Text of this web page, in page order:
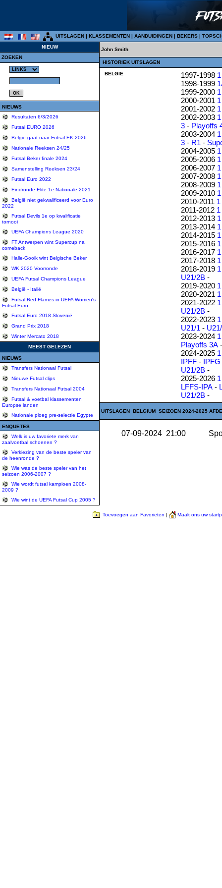
UITSLAGEN | KLASSEMENTEN | AANDUIDINGEN | BEKERS |
NIEUW
ZOEKEN
NIEUWS
Resultaten 6/3/2026
Futsal EURO 2026
België gaat naar Futsal EK 2026
Nationale Reeksen 24/25
Futsal Beker finale 2024
Samenstelling Reeksen 23/24
Futsal Euro 2022
Eindronde Elite 1e Nationale 2021
België niet gekwalificeerd voor Euro
2022
Futsal Devils 1e op kwalificatie
tornooi
UEFA Champions League 2020
FT Antwerpen wint Supercup na
comeback
Halle-Gooik wint Belgische Beker
WK 2020 Voorronde
UEFA Futsal Champions League
België - Italië
Futsal Red Flames in UEFA Women's
Futsal Euro
Futsal Euro 2018 Slovenië
Grand Prix 2018
Winter Mercato 2018
MEEST GELEZEN
NIEUWS
Transfers Nationaal Futsal
Nieuwe Futsal clips
Transfers Nationaal Futsal 2004
Futsal & voetbal klassementen
Europse landen
Nationale ploeg pre-selectie Egypte
ENQUETES
Welk is uw favoriete merk van
zaalvoetbal schoenen ?
Verkiezing van de beste speler van
de heenronde ?
Wie was de beste speler van het
seizoen 2006-2007 ?
Wie wordt futsal kampioen 2008-
2009 ?
Wie wint de UEFA Futsal Cup 2005 ?
John Smith
HISTORIEK UITSLAGEN
BELGIE 1997-1998 1
1998-1999
1999-2000 1
2000-2001 1
2001-2002 1
2002-2003 1
3 - Playoffs
2003-2004 1
3 - R1 -
2004-2005 1
2005-2006 1
2006-2007 1
2007-2008 1
2008-2009 1
2009-2010 1
2010-2011 1
2011-2012 1
2012-2013 1
2013-2014 1
2014-2015 1
2015-2016 1
2016-2017 1
2017-2018 1
2018-2019 1
U21/2B -
2019-2020 1
2020-2021 1
2021-2022 1
U21/2B -
2022-2023 1
U21/1 -
2023-2024 1
Playoffs 3A
2024-2025 1
IPFF - IPFG
U21/2B -
2025-2026 1
LFFS-IPA -
U21/2B -
UITSLAGEN BELGIUM SEIZOEN 2024-2025
07-09-2024 21:00
Toevoegen aan Favorieten | Maak ons uw